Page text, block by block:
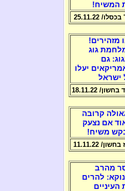
המשיח!
25.11.22
מזהירים!
גוג
גם
יעלו
ישראל
18.11.22
קרובה
אם נצעק
משיח!
11.11.22
מהרב
להרים
העיניים